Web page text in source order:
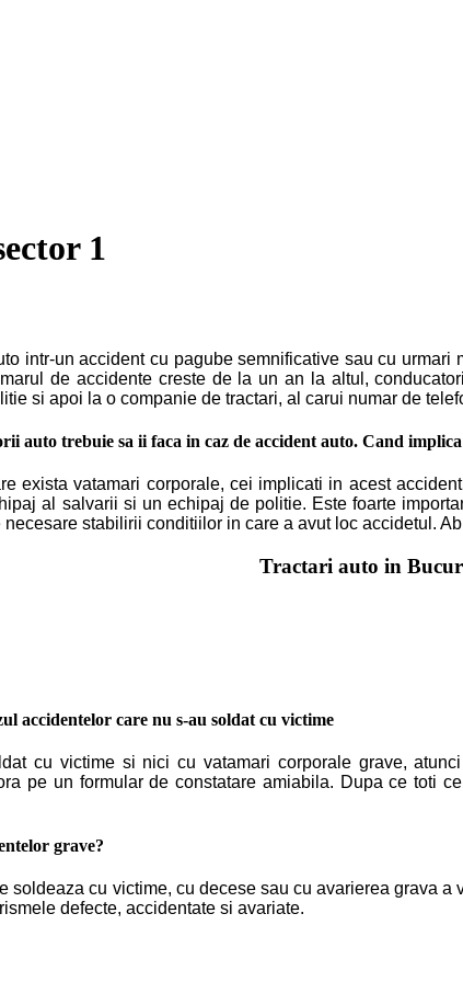
1
intr-un accident cu pagube semnificative sau cu
de accidente creste de la un an la altul,
si apoi la o companie de tractari, al carui numar de
auto trebuie sa ii faca in caz de accident auto. Cand
exista vatamari corporale, cei implicati in acest
al salvarii si un echipaj de politie. Este foarte
stabilirii conditiilor in care a avut loc accidetul.
Tractari auto in
accidentelor care nu s-au soldat cu victime
cu victime si nici cu vatamari corporale grave,
pe un formular de constatare amiabila. Dupa ce toti
grave?
soldeaza cu victime, cu decese sau cu avarierea grava
defecte, accidentate si avariate.